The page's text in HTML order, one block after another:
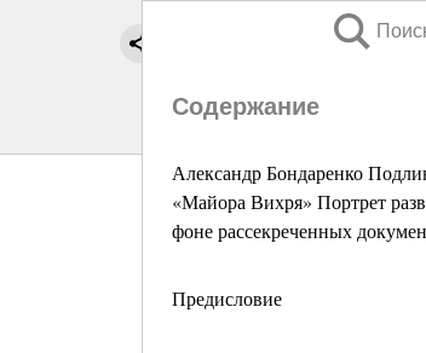
Содержание
Александр Бондаренко
«Майора Вихря» Портрет
фоне рассекреченных
Предисловие